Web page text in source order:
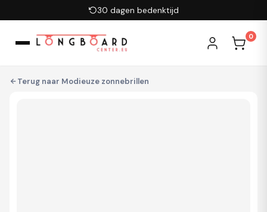
30 dagen bedenktijd
0
Terug naar Modieuze zonnebrillen